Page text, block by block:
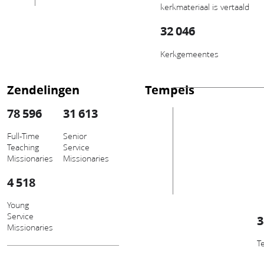
kerkmateriaal is vertaald
32 046
Kerkgemeentes
Zendelingen
78 596
Full-Time
Teaching
Missionaries
31 613
Senior
Service
Missionaries
4 518
Young
Service
Missionaries
Tempels